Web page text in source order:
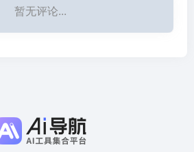
暂无评论...